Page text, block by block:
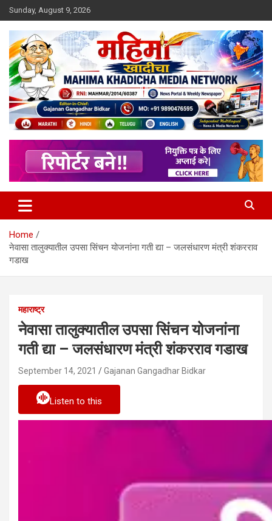
Skip
to
content
Sunday, August 9, 2026
Mahimakhadicha
Home
नेवासा तालुक्यातील उपसा सिंचन योजनांना गती द्या – जलसंधारण मंत्री शंकरराव
गडाख
महाराष्ट्र
नेवासा तालुक्यातील उपसा सिंचन योजनांना
गती द्या – जलसंधारण मंत्री शंकरराव गडाख
September 14, 2021 Gajanan Gangadhar Bidkar
Listen to this